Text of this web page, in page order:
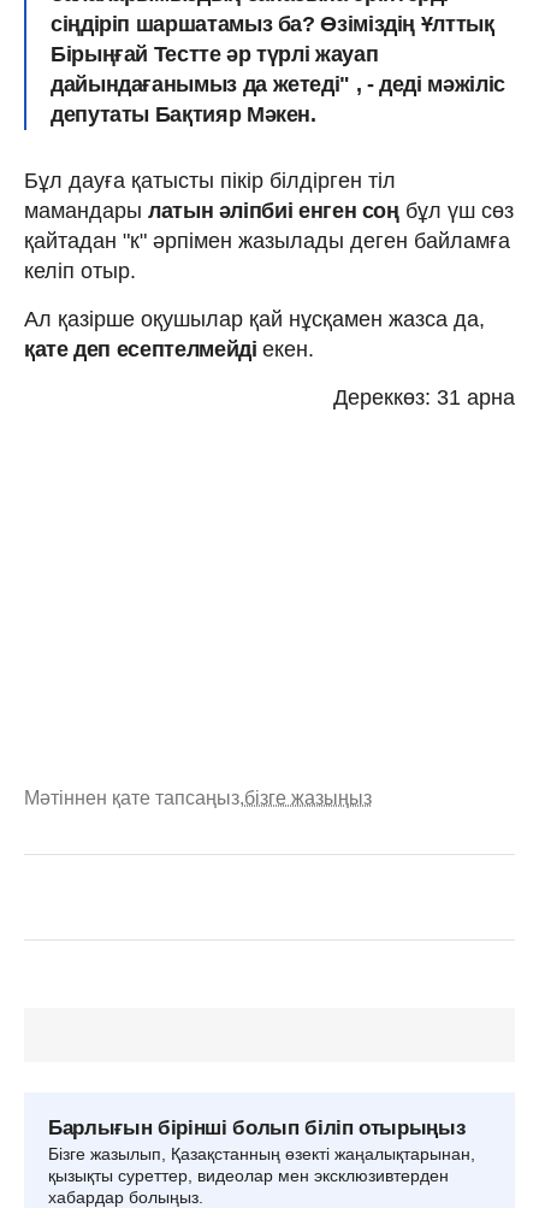
сіңдіріп шаршатамыз ба? Өзіміздің Ұлттық
Бірыңғай Тестте әр түрлі жауап
дайындағанымыз да жетеді" , - деді мәжіліс
депутаты Бақтияр Мәкен.
Бұл дауға қатысты пікір білдірген тіл
мамандары латын әліпбиі енген соңбұл үш сөз
қайтадан "к" әрпімен жазылады деген байламға
келіп отыр.
Ал қазірше оқушылар қай нұсқамен жазса да,
қате деп есептелмейді екен.
Дереккөз: 31 арна
Мәтіннен қате тапсаңыз,бізге жазыңыз
Барлығын бірінші болып біліп отырыңыз
Бізге жазылып, Қазақстанның өзекті жаңалықтарынан,
қызықты суреттер, видеолар мен эксклюзивтерден
хабардар болыңыз.